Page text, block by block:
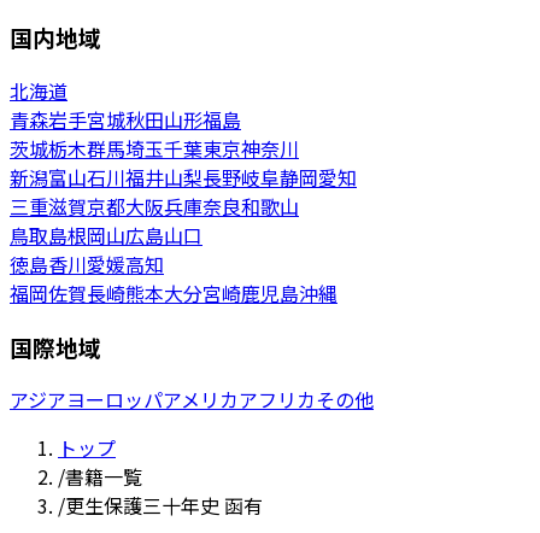
国内地域
北海道
青森岩手宮城秋田山形福島
茨城栃木群馬埼玉千葉東京神奈川
新潟富山石川福井山梨長野岐阜静岡愛知
三重滋賀京都大阪兵庫奈良和歌山
鳥取島根岡山広島山口
徳島香川愛媛高知
福岡佐賀長崎熊本大分宮崎鹿児島沖縄
国際地域
アジアヨーロッパアメリカアフリカその他
トップ
/書籍一覧
/更生保護三十年史 函有